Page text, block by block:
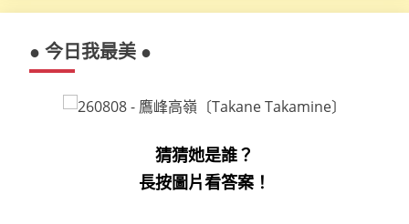
● 今日我最美 ●
猜猜她是誰？
長按圖片看答案！